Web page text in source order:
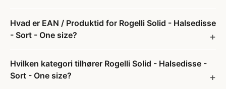
Hvad er EAN / Produktid for Rogelli Solid - Halsedisse
- Sort - One size?
Hvilken kategori tilhører Rogelli Solid - Halsedisse -
Sort - One size?